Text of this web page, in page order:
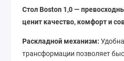
Стол Boston 1,0 —
ценит качество, комфорт и
Раскладной механизм:
трансформации позволяет